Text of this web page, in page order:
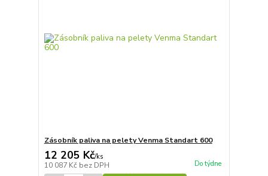
Zásobník paliva na pelety Venma Standart 600
12 205 Kč/ks
10 087 Kč bez DPH Do týdne